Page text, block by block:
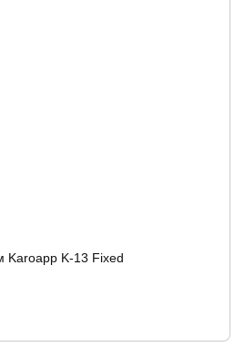
Karoapp K-13 Fixed